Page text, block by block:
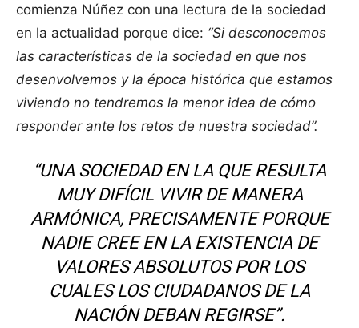
comienza Núñez con una lectura de la sociedad
en la actualidad porque dice: “Si desconocemos
las características de la sociedad en que nos
desenvolvemos y la época histórica que estamos
viviendo no tendremos la menor idea de cómo
responder ante los retos de nuestra sociedad”.
“UNA SOCIEDAD EN LA QUE RESULTA
MUY DIFÍCIL VIVIR DE MANERA
ARMÓNICA, PRECISAMENTE PORQUE
NADIE CREE EN LA EXISTENCIA DE
VALORES ABSOLUTOS POR LOS
CUALES LOS CIUDADANOS DE LA
NACIÓN DEBAN REGIRSE”.